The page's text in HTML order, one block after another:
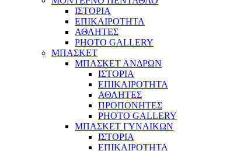
ΙΣΤΟΡΙΑ
ΕΠΙΚΑΙΡΟΤΗΤΑ
ΑΘΛΗΤΕΣ
PHOTO GALLERY
ΜΠΑΣΚΕΤ
ΜΠΑΣΚΕΤ ΑΝΔΡΩΝ
ΙΣΤΟΡΙΑ
ΕΠΙΚΑΙΡΟΤΗΤΑ
ΑΘΛΗΤΕΣ
ΠΡΟΠΟΝΗΤΕΣ
PHOTO GALLERY
ΜΠΑΣΚΕΤ ΓΥΝΑΙΚΩΝ
ΙΣΤΟΡΙΑ
ΕΠΙΚΑΙΡΟΤΗΤΑ